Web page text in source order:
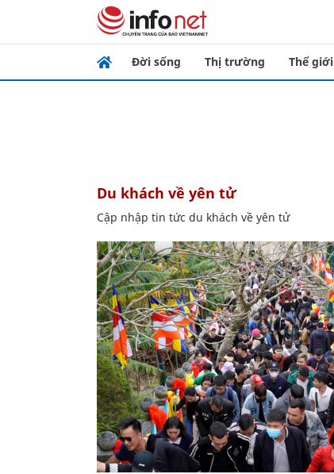
Đời sống Thị trường Thế giới
du khách về yên tử
Cập nhập tin tức du khách về yên tử